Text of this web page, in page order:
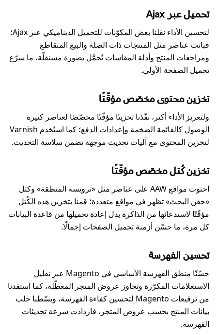
تحميل عبر Ajax
لتحسين الأداء نقلنا بعض المكوّنات للتحميل الديناميكي عبر Ajax؛
فباتت عناصر مثل المنتجات ذات الصلة والبيع المتقاطع
ومراجعات المنتج وأدلة المقاسات تُحمَّل بصورة مستقلّة، ما سرّع
تحميل الصفحة الأولي.
تخزين محتوى مخصّص مؤقّتًا
ولتعزيز الأداء أكثر، نفّذنا تخزينًا مؤقّتًا مخصّصًا لعناصر كثيرة
الوصول كالقائمة الضخمة وإعدادات الدفع؛ كما استُخدم Varnish
لتخزين المحتوى مع آليات تحديث موجهة تضمن سلاسة التحديث.
تخزين كُتل مخصّص مؤقّتًا
احتوت مواقع AAW على عناصر مثل «ترويسة المنطقة» وكتل
«حقن البحث» تظهر في مواقع متعددة؛ قمنا بتخزين هذه الكُتل
مؤقّتًا لاستدعائها من الذاكرة بدل إعادة تحميلها من قاعدة البيانات
كل مرة، ما حسّن أزمنة تحميل الصفحات إجمالًا.
تحسين الفهرسة
حسّنّا منطق الفهرسة الأساسي في Magento عبر تقليل
الاستعلامات المكرّرة وتجاوز عروض المتجر المعطّلة، كما استفدنا
من ترقيعات Magento لتحسين كفاءة الفهرسة، وبسّطنا جلب
بيانات المنتج بحسب عروض المتجر، فازدادت سرعة تحديثات
الفهرسة.